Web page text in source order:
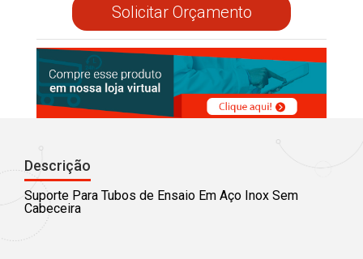
Solicitar Orçamento
Descrição
Suporte Para Tubos de Ensaio Em Aço Inox Sem
Cabeceira